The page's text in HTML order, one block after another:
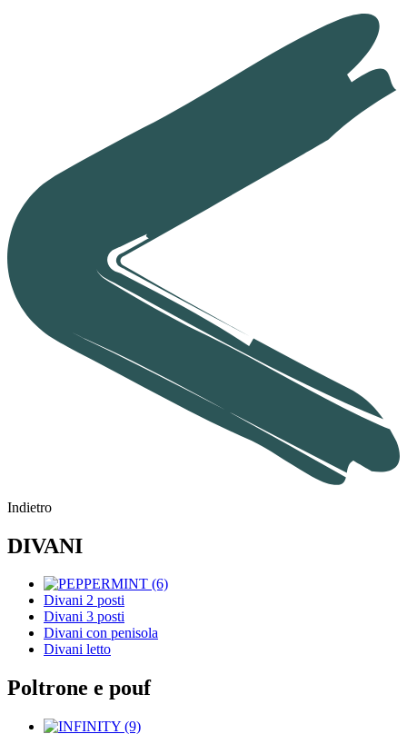
Indietro
DIVANI
Divani 2 posti
Divani 3 posti
Divani con penisola
Divani letto
Poltrone e pouf